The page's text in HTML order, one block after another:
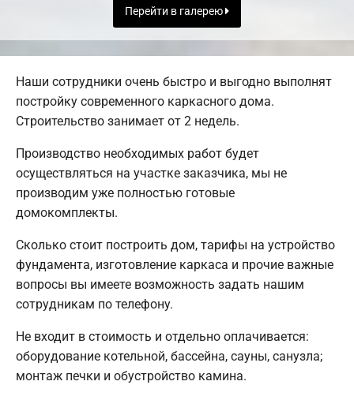
Перейти в галерею
Наши сотрудники очень быстро и выгодно выполнят
постройку современного каркасного дома.
Строительство занимает от 2 недель.
Производство необходимых работ будет
осуществляться на участке заказчика, мы не
производим уже полностью готовые
домокомплекты.
Сколько стоит построить дом, тарифы на устройство
фундамента, изготовление каркаса и прочие важные
вопросы вы имеете возможность задать нашим
сотрудникам по телефону.
Не входит в стоимость и отдельно оплачивается:
оборудование котельной, бассейна, сауны, санузла;
монтаж печки и обустройство камина.